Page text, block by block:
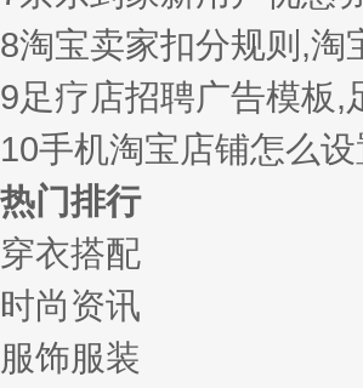
8淘宝卖家扣分规则,淘
9足疗店招聘广告模板,
10手机淘宝店铺怎么
热门排行
穿衣搭配
时尚资讯
服饰服装